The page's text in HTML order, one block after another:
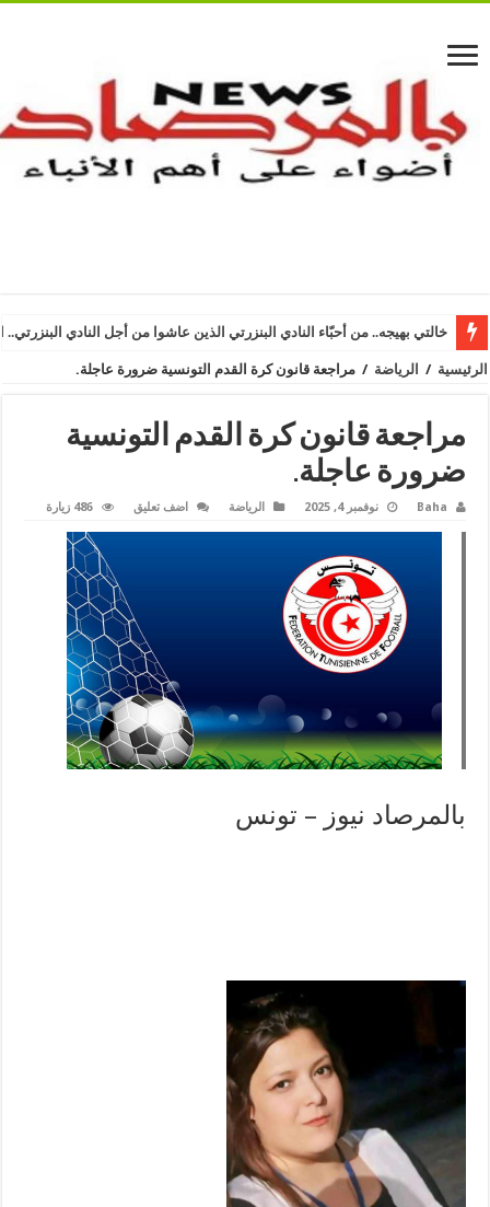
خالتي بهيجه.. من أحبّاء النادي البنزرتي الذين عاشوا من أجل النادي البنزرتي..
الرئيسية / الرياضة / مراجعة قانون كرة القدم التونسية ضرورة عاجلة.
مراجعة قانون كرة القدم التونسية
ضرورة عاجلة.
Baha نوفمبر 4, 2025 الرياضة اضف تعليق 486 زيارة
بالمرصاد نيوز – تونس